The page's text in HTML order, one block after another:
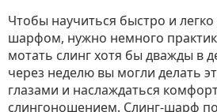
Чтобы научиться быстро и
шарфом, нужно немного
мотать слинг хотя бы дважды в
через неделю вы могли делать
глазами и наслаждаться
слингоношением. Слинг-шарф